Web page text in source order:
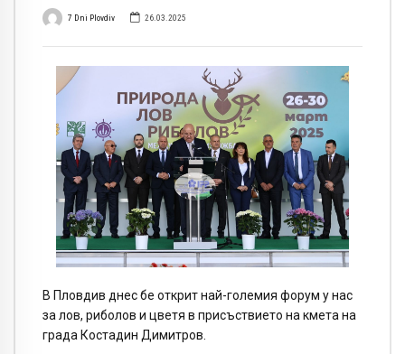
7 Dni Plovdiv 26.03.2025
В Пловдив днес бе открит най-големия форум у нас
за лов, риболов и цветя в присъствието на кмета на
града Костадин Димитров.